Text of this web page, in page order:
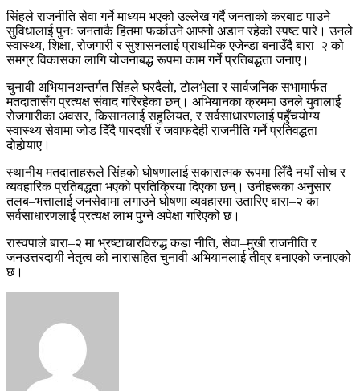
सिंहले राजनीति सेवा गर्ने माध्यम भएको उल्लेख गर्दै जनताको करबाट पाउने
सुविधालाई पुनः जनताकै हितमा फर्काउने आफ्नो अडान रहेको स्पष्ट पारे। उनले
स्वास्थ्य, शिक्षा, रोजगारी र सुशासनलाई प्राथमिक एजेन्डा बनाउँदै बारा–२ को
समग्र विकासका लागि योजनाबद्ध रूपमा काम गर्ने प्रतिबद्धता जनाए।
चुनावी अभियानअन्तर्गत सिंहले घरदैलो, टोलभेला र सार्वजनिक सभामार्फत
मतदातासँग प्रत्यक्ष संवाद गरिरहेका छन्। अभियानका क्रममा उनले युवालाई
रोजगारीका अवसर, किसानलाई सहुलियत, र सर्वसाधारणलाई पहुँचयोग्य
स्वास्थ्य सेवामा जोड दिँदै पारदर्शी र जवाफदेही राजनीति गर्ने प्रतिवद्धता
दोहोर्‍याए।
स्थानीय मतदाताहरूले सिंहको घोषणालाई सकारात्मक रूपमा लिँदै नयाँ सोच र
व्यवहारिक प्रतिबद्धता भएको प्रतिक्रिया दिएका छन्। उनीहरूका अनुसार
तलब–भत्तालाई जनसेवामा लगाउने घोषणा व्यवहारमा उतारिए बारा–२ का
सर्वसाधारणलाई प्रत्यक्ष लाभ पुग्ने अपेक्षा गरिएको छ।
रास्वपाले बारा–२ मा भ्रष्टाचारविरुद्ध कडा नीति, सेवा–मुखी राजनीति र
जनउत्तरदायी नेतृत्व को नारासहित चुनावी अभियानलाई तीव्र बनाएको जनाएको
छ।